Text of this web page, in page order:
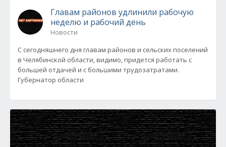
Главам районов удлинили рабочую
неделю и рабочий день
Новости
С сегодняшнего дня главам районов и сельских поселений
в Челябинской области, видимо, придется работать с
большей отдачей и с большими трудозатратами.
Губернатор области